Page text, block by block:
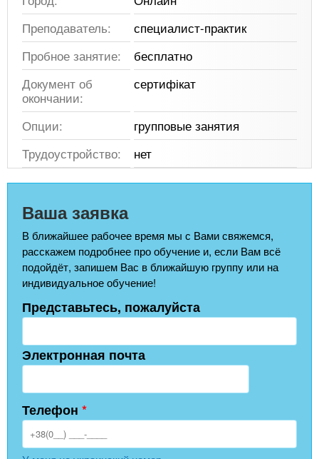
Преподаватель:
специалист-практик
Пробное занятие:
бесплатно
Документ об
окончании:
сертифікат
Опции:
групповые занятия
Трудоустройство:
нет
Ваша заявка
В ближайшее рабочее время мы с Вами свяжемся,
расскажем подробнее про обучение и, если Вам всё
подойдёт, запишем Вас в ближайшую группу или на
индивидуальное обучение!
Представьтесь, пожалуйста
Электронная почта
Телефон *